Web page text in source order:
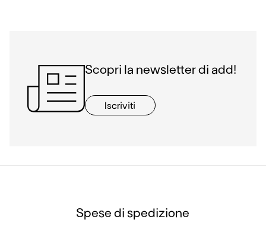
Scopri la newsletter di add!
Iscriviti
Spese di spedizione